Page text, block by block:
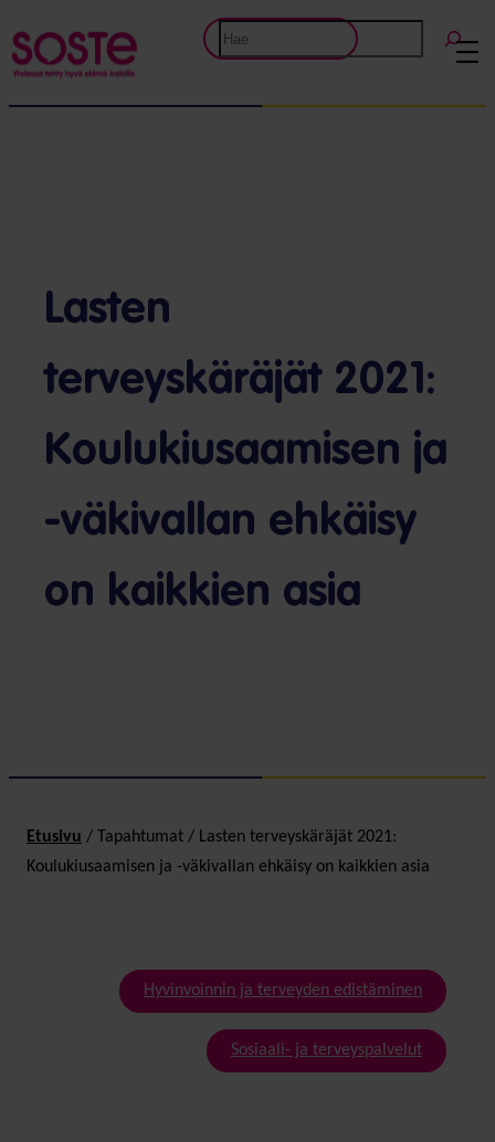
Etsi
Lasten
terveyskäräjät 2021:
Koulukiusaamisen ja
-väkivallan ehkäisy
on kaikkien asia
Etusivu / Tapahtumat / Lasten terveyskäräjät 2021:
Koulukiusaamisen ja -väkivallan ehkäisy on kaikkien asia
Hyvinvoinnin ja terveyden edistäminen
Sosiaali- ja terveyspalvelut